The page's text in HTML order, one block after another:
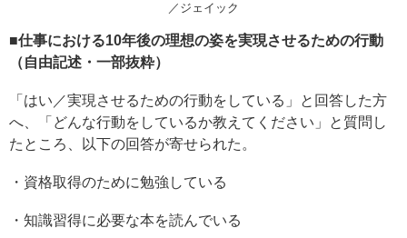
／ジェイック
■仕事における10年後の理想の姿を実現させるための行動
（自由記述・一部抜粋）
「はい／実現させるための行動をしている」と回答した方
へ、「どんな行動をしているか教えてください」と質問し
たところ、以下の回答が寄せられた。
・資格取得のために勉強している
・知識習得に必要な本を読んでいる